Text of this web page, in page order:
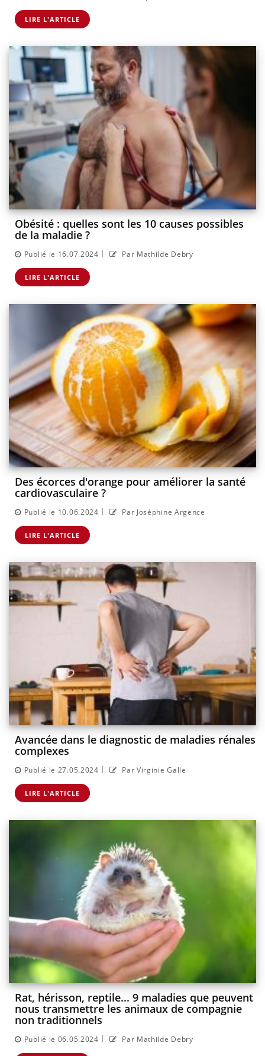
LIRE L'ARTICLE
Obésité : quelles sont les 10 causes possibles
de la maladie ?
Publié le 16.07.2024 | Par Mathilde Debry
LIRE L'ARTICLE
Des écorces d'orange pour améliorer la santé
cardiovasculaire ?
Publié le 10.06.2024 | Par Joséphine Argence
LIRE L'ARTICLE
Avancée dans le diagnostic de maladies rénales
complexes
Publié le 27.05.2024 | Par Virginie Galle
LIRE L'ARTICLE
Rat, hérisson, reptile... 9 maladies que peuvent
nous transmettre les animaux de compagnie
non traditionnels
Publié le 06.05.2024 | Par Mathilde Debry